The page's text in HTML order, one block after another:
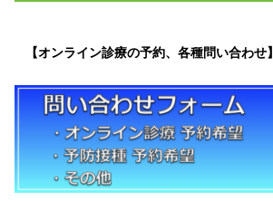
【オンライン診療の予約、各種問い合わせ】